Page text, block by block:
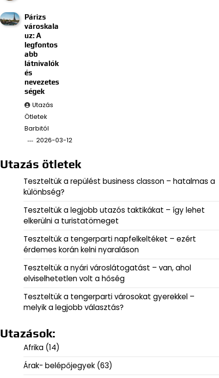
Párizs
városkala
uz: A
legfontos
abb
látnivalók
és
nevezetes
ségek
Utazás
Ötletek
Barbitól
2026-03-12
Utazás ötletek
Teszteltük a repülést business classon – hatalmas a
különbség?
Teszteltük a legjobb utazós taktikákat – így lehet
elkerülni a turistatömeget
Teszteltük a tengerparti napfelkeltéket – ezért
érdemes korán kelni nyaraláson
Teszteltük a nyári városlátogatást – van, ahol
elviselhetetlen volt a hőség
Teszteltük a tengerparti városokat gyerekkel –
melyik a legjobb választás?
Utazások:
Afrika (14)
Árak- belépőjegyek (63)